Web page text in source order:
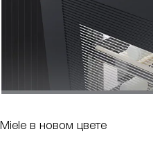
Miele в новом цвете